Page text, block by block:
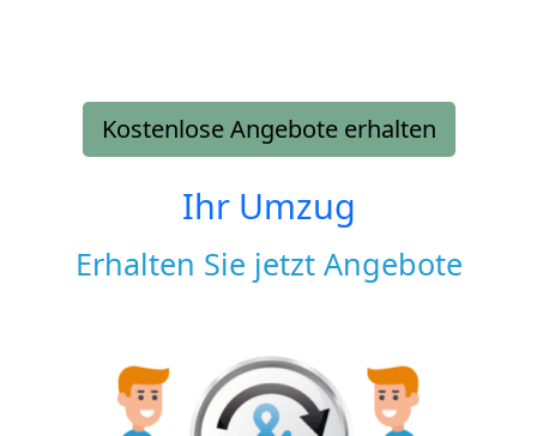
Kostenlose Angebote erhalten
Ihr Umzug
Erhalten Sie jetzt Angebote